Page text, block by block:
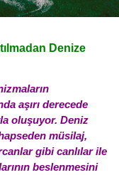
Denize
aşırı derecede
oluşuyor. Deniz
müsilaj,
gibi canlılar ile
beslenmesini